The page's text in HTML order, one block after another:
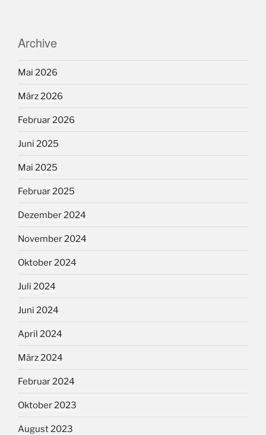
Archive
Mai 2026
März 2026
Februar 2026
Juni 2025
Mai 2025
Februar 2025
Dezember 2024
November 2024
Oktober 2024
Juli 2024
Juni 2024
April 2024
März 2024
Februar 2024
Oktober 2023
August 2023